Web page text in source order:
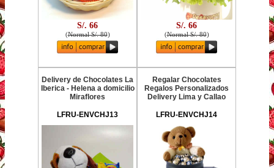
S/. 66
(Normal S/. 80)
S/. 66
(Normal S/. 80)
Delivery de Chocolates La
Iberica - Helena a domicilio
Miraflores
LFRU-ENVCHJ13
Regalar Chocolates
Regalos Personalizados
Delivery Lima y Callao
LFRU-ENVCHJ14